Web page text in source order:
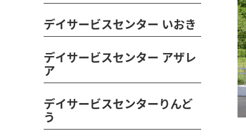
デイサービスセンター いおき
デイサービスセンター アザレ
ア
デイサービスセンターりんど
う